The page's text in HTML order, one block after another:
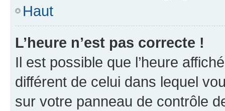
Haut
L’heure n’est pas correcte !
Il est possible que l’heure
différent de celui dans lequel
sur votre panneau de contrôle